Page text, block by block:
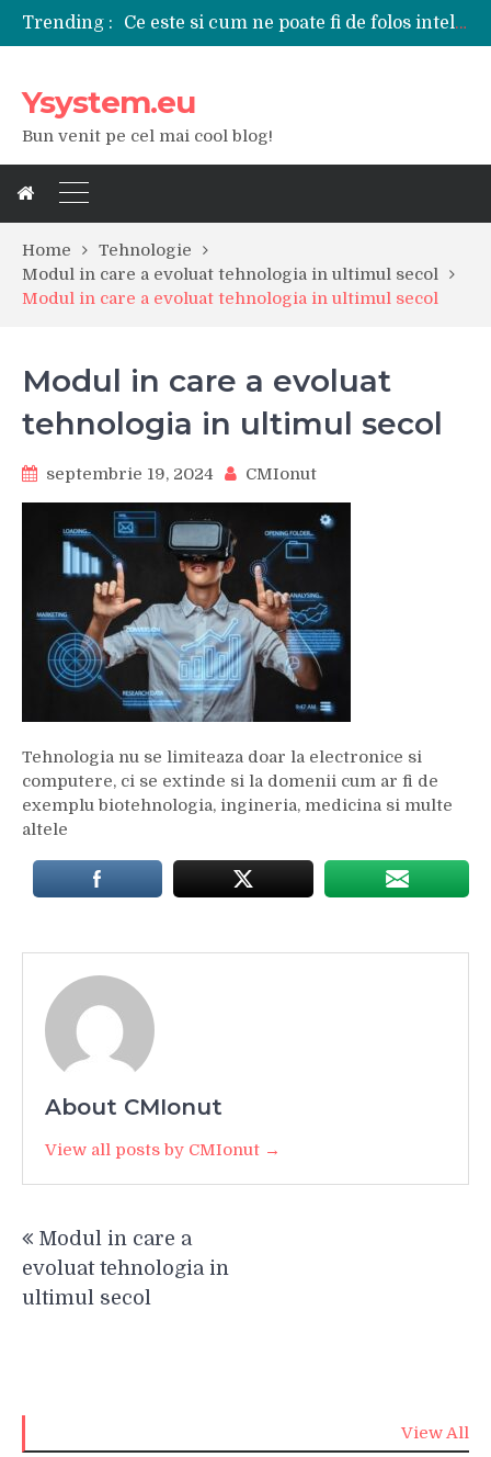
Trending :
Tipuri de polizoare de care este nevoie intr-un atelier
Utilizarea diferitelor jucarii sexuale in viata de cuplu
iPhone 16Pro Max sau Samsung Galaxy S24 Ultra?
Ysystem.eu
Bun venit pe cel mai cool blog!
Home
Tehnologie
Modul in care a evoluat tehnologia in ultimul secol
Modul in care a evoluat tehnologia in ultimul secol
Modul in care a evoluat
tehnologia in ultimul secol
septembrie 19, 2024 CMIonut
Tehnologia nu se limiteaza doar la electronice si
computere, ci se extinde si la domenii cum ar fi de
exemplu biotehnologia, ingineria, medicina si multe
altele
About CMIonut
View all posts by CMIonut →
în
articole
Modul in care a
evoluat tehnologia in
ultimul secol
View All